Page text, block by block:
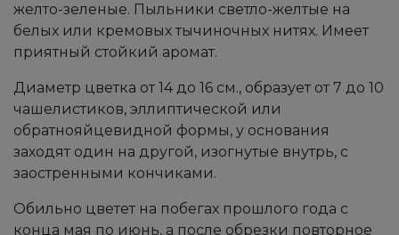
желто-зеленые. Пыльники светло-желтые на
белых или кремовых тычиночных нитях. Имеет
приятный стойкий аромат.
Диаметр цветка от 14 до 16 см., образует от 7 до 10
чашелистиков, эллиптической или
обратнояйцевидной формы, у основания
заходят один на другой, изогнутые внутрь, с
заостренными кончиками.
Обильно цветет на побегах прошлого года с
конца мая по июнь, а после обрезки повторное